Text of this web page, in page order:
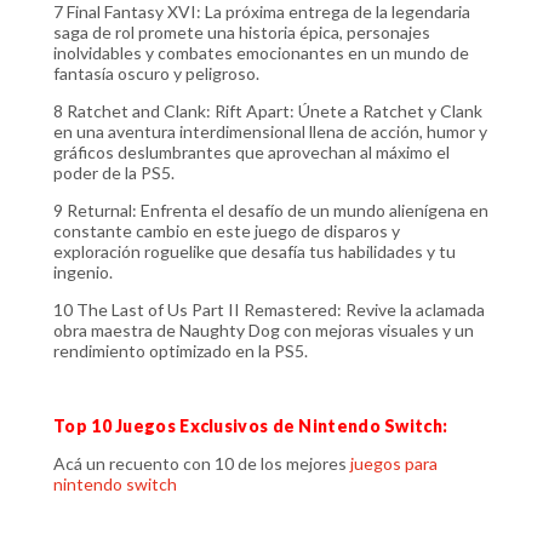
7 Final Fantasy XVI: La próxima entrega de la legendaria
saga de rol promete una historia épica, personajes
inolvidables y combates emocionantes en un mundo de
fantasía oscuro y peligroso.
8 Ratchet and Clank: Rift Apart: Únete a Ratchet y Clank
en una aventura interdimensional llena de acción, humor y
gráficos deslumbrantes que aprovechan al máximo el
poder de la PS5.
9 Returnal: Enfrenta el desafío de un mundo alienígena en
constante cambio en este juego de disparos y
exploración roguelike que desafía tus habilidades y tu
ingenio.
10 The Last of Us Part II Remastered: Revive la aclamada
obra maestra de Naughty Dog con mejoras visuales y un
rendimiento optimizado en la PS5.
Top 10 Juegos Exclusivos de Nintendo Switch:
Acá un recuento con 10 de los mejores juegos para
nintendo switch